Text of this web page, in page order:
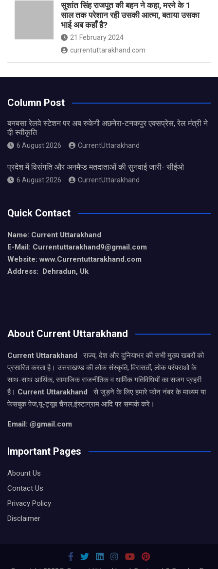
सुशांत सिंह राजपूत की बहन ने कहा, मरने के 1
साल तक परेशान रही उसकी आत्मा, बताया उसका
भाई अब कहाँ है?
21 February 2024
currentuttarakhand.com
Column Post
बनबसा रेलवे स्टेशन पर अब रुकेगी अछनेरा-टनकपुर एक्सप्रेस, रेल मंत्री ने
दी स्वीकृति
6 August 2026 CurrentUttarakhand
प्रदेश में विसंगति और अनमैप्ड मतदाताओं की सुनवाई जारी- सीईओ
6 August 2026 CurrentUttarakhand
Quick Contact
Name: Current Uttarakhand
E-Mail: Currentuttarakhand9@gmail.com
Website: www.Currentuttarakhand.com
Address: Dehradun, Uk
About Current Uttarakhand
Current Uttarakhand
राज्य, देश और दुनियाभर की सभी मुख्य खबरों को
प्रसारित करता है। उत्तराखण्ड की लोक संस्कृति, विरासतों, लोक परंपराओ के
साथ-साथ आर्थिक, सामाजिक राजनीतिक व धार्मिक गतिविधियों का सजग प्रहरी
है। Current Uttarakhand
से जुड़ने के लिए हमारे फोन नंबर के माध्यम या
फेसबुक पेज,यू-ट्यूब चैनल,इंस्टाग्राम आदि पर सम्पर्क करे।
Email: @gmail.com
Important Pages
Abount Us
Contact Us
Privacy Policy
Disclaimer